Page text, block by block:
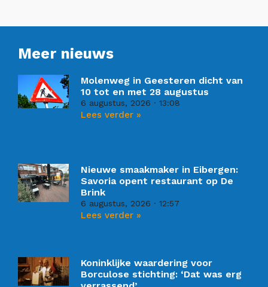
Meer nieuws
Molenweg in Geesteren dicht van
10 tot en met 28 augustus
6 augustus, 2026 13:08
Lees verder »
Nieuwe smaakmaker in Eibergen:
Savoria opent restaurant op De
Brink
6 augustus, 2026 12:57
Lees verder »
Koninklijke waardering voor
Borculose stichting: ‘Dat was erg